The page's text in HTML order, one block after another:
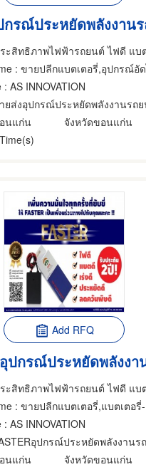
: ขายปลีกแบตเตอรี่,อุปกรณ์อัดไฟแบตเตอรี่,แบตเตอ
: AS INNOVATION
ยส่งอุปกรณ์ประหยัดพลังงานรถยนต์
นแก่น
จังหวัดขอนแก่น
Add RFQ
: ขายปลีกแบตเตอรี่,แบตเตอรี่-เครื่องทำ,อุปกรณ์อัด
: AS INNOVATION
อุปกรณ์ประหยัดพลังงานรถยนต์ ข
นแก่น
จังหวัดขอนแก่น